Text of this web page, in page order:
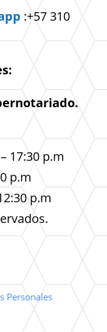
:+57 310
17:30 p.m
p.m
p.m
Personales